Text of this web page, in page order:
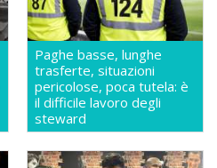
Paghe basse, lunghe
trasferte, situazioni
pericolose, poca tutela: è
il difficile lavoro degli
steward